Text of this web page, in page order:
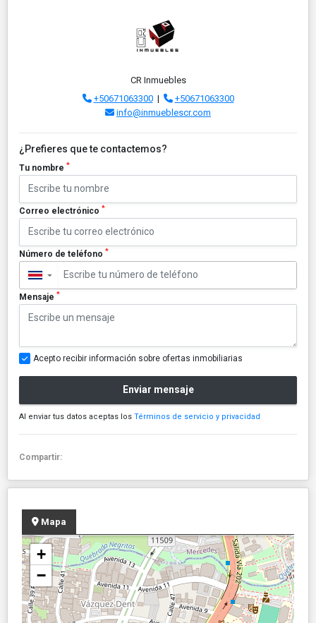
CR Inmuebles
+50671063300|
+50671063300
info@inmueblescr.com
¿Prefieres que te contactemos?
Tu nombre *
Correo electrónico *
Número de teléfono *
▼
Mensaje *
Acepto recibir información sobre ofertas inmobiliarias
Enviar mensaje
Al enviar tus datos aceptas los Términos de servicio y privacidad
Compartir:
Mapa
+
−